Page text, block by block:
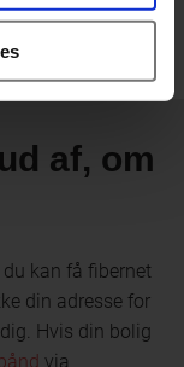
af, om
kan få fibernet
din adresse for
Hvis din bolig
via